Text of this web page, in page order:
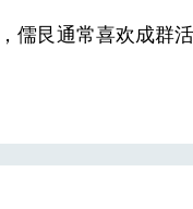
儒艮通常喜欢成群